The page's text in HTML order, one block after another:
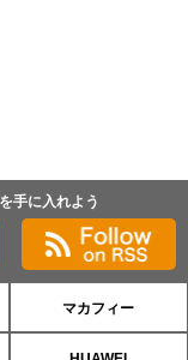
手に入れよう
マカフィー